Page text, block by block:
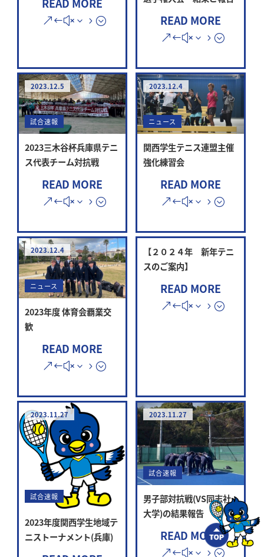
READ MORE
2023.12.5
試合速報
2023三木谷杯兵庫県テニ
ス代表チーム対抗戦
READ MORE
2023.12.4
ニュース
関西学生テニス連盟主催
強化練習会
READ MORE
2023.12.4
ニュース
2023年度 体育会覇業交
歓
READ MORE
【２０２４年 新年テニ
スのご案内】
READ MORE
2023.11.27
試合速報
2023年度関西学生地域テ
ニストーナメント(兵庫)
2023.11.27
試合速報
男子部対抗戦(VS同志社
大学)の結果報告
READ MORE